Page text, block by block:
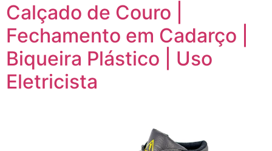
Calçado de Couro |
Fechamento em Cadarço |
Biqueira Plástico | Uso
Eletricista